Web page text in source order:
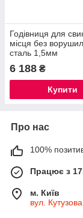
Годівниця для
місця без
сталь 1,5мм
6 188 ₴
Купити
Про нас
100%
Працює з
м. Київ
вул.